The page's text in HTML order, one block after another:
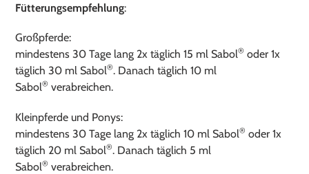
Fütterungsempfehlung:
Großpferde:
mindestens 30 Tage lang 2x täglich 15 ml Sabol® oder 1x
täglich 30 ml Sabol®. Danach täglich 10 ml
Sabol® verabreichen.
Kleinpferde und Ponys:
mindestens 30 Tage lang 2x täglich 10 ml Sabol® oder 1x
täglich 20 ml Sabol®. Danach täglich 5 ml
Sabol® verabreichen.